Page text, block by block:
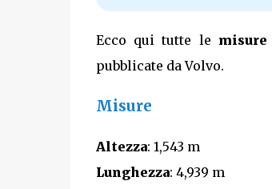
Ecco qui tutte le
pubblicate da Volvo.
Misure
Altezza: 1,543 m
Lunghezza: 4,939 m